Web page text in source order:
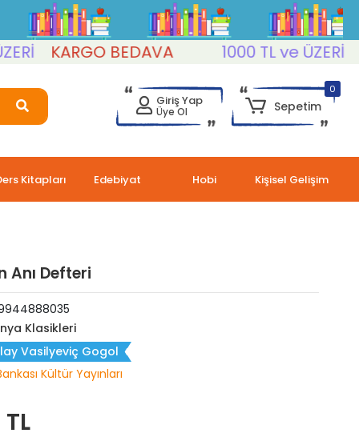
KARGO BEDAVA 1000 TL ve ÜZERİ
Giriş Yap
Üye Ol
0
Sepetim
Kitapları Edebiyat Hobi Kişisel Gelişim
Anı Defteri
Klasikleri
Vasilyeviç Gogol
Kültür Yayınları